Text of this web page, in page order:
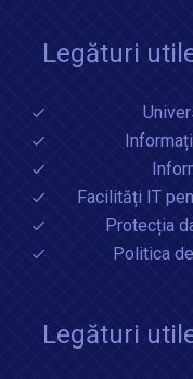
Legături
Facilități IT
Protecția
Politica
Legături